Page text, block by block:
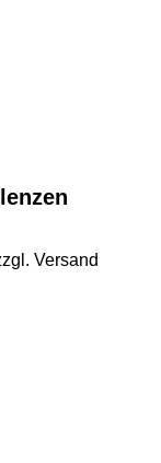
Versand